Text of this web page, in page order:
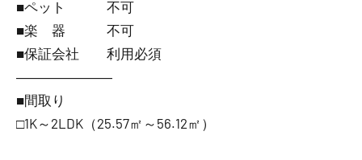
■ペット 不可
■楽 器 不可
■保証会社 利用必須
―――――――
■間取り
□1K～2LDK（25.57㎡～56.12㎡）